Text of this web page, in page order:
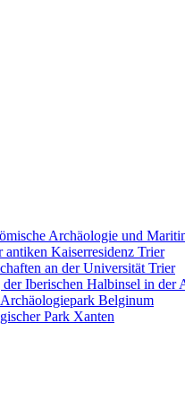
Archäologie und
Kaiserresidenz Trier
an der Universität Trier
Iberischen Halbinsel in der
Belginum
Park Xanten